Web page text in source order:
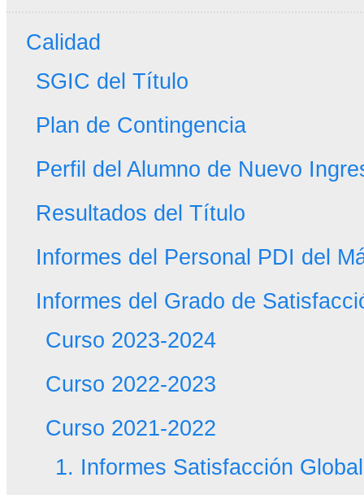
Calidad
SGIC del Título
Plan de Contingencia
Perfil del Alumno de Nuevo
Resultados del Título
Informes del Personal PDI del
Informes del Grado de
Curso 2023-2024
Curso 2022-2023
Curso 2021-2022
1. Informes Satisfacción